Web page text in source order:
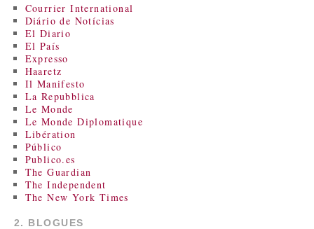
Courrier International
Diário de Notícias
El Diario
El País
Expresso
Haaretz
Il Manifesto
La Repubblica
Le Monde
Le Monde Diplomatique
Libération
Público
Publico.es
The Guardian
The Independent
The New York Times
2. BLOGUES